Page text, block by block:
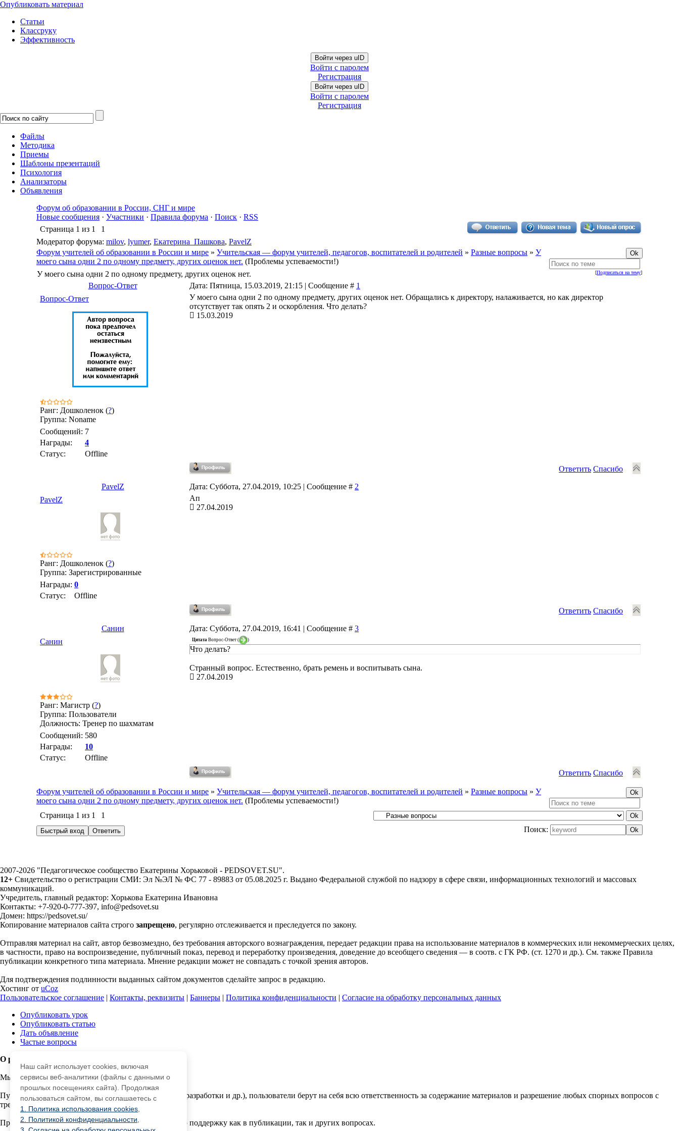
Опубликовать материал
Статьи
Классруку
Эффективность
Войти через uID
Войти с паролем
Регистрация
Войти через uID
Войти с паролем
Регистрация
Файлы
Методика
Приемы
Шаблоны презентаций
Психология
Анализаторы
Объявления
Форум об образовании в России, СНГ и мире
Новые сообщения · Участники · Правила форума · Поиск · RSS
Страница 1 из 1
1
Модератор форума: milov, lyumer, Екатерина_Пашкова, PavelZ
Форум учителей об образовании в России и мире » Учительская — форум учителей, педагогов, воспитателей и родителей » Разные вопросы » У
моего сына одни 2 по одному предмету, других оценок нет. (Проблемы успеваемости!)
[Подписаться на тему]
У моего сына одни 2 по одному предмету, других оценок нет.
Вопрос-Ответ
Дата: Пятница, 15.03.2019, 21:15 | Сообщение # 1
Вопрос-Ответ
Ранг: Дошколенок (?)
Группа: Noname
Сообщений: 7
Награды:
4
Статус:
Offline
У моего сына одни 2 по одному предмету, других оценок нет. Обращались к директору, налаживается, но как директор
отсутствует так опять 2 и оскорбления. Что делать?
15.03.2019
Ответить Спасибо
PavelZ Дата: Суббота, 27.04.2019, 10:25 | Сообщение # 2
PavelZ
Ранг: Дошколенок (?)
Группа: Зарегистрированные
Награды: 0
Статус:
Offline
Ап
27.04.2019
Ответить Спасибо
Санин Дата: Суббота, 27.04.2019, 16:41 | Сообщение # 3
Санин
Ранг: Магистр (?)
Группа: Пользователи
Должность: Тренер по шахматам
Сообщений: 580
Награды:
10
Статус:
Offline
Цитата Вопрос-Ответ ( )
Что делать?
Странный вопрос. Естественно, брать ремень и воспитывать сына.
27.04.2019
Ответить Спасибо
Форум учителей об образовании в России и мире » Учительская — форум учителей, педагогов, воспитателей и родителей » Разные вопросы » У
моего сына одни 2 по одному предмету, других оценок нет. (Проблемы успеваемости!)
Страница 1 из 1
1
Поиск:
2007-2026 "Педагогическое сообщество Екатерины Хорьковой - PEDSOVET.SU".
12+ Свидетельство о регистрации СМИ: Эл №ЭЛ № ФС 77 - 89883 от 05.08.2025 г. Выдано Федеральной службой по надзору в сфере связи, информационных технологий и массовых
коммуникаций.
Учредитель, главный редактор: Хорькова Екатерина Ивановна
Контакты: +7-920-0-777-397, info@pedsovet.su
Домен: https://pedsovet.su/
Копирование материалов сайта строго запрещено, регулярно отслеживается и преследуется по закону.
Отправляя материал на сайт, автор безвозмездно, без требования авторского вознаграждения, передает редакции права на использование материалов в коммерческих или некоммерческих целях,
в частности, право на воспроизведение, публичный показ, перевод и переработку произведения, доведение до всеобщего сведения — в соотв. с ГК РФ. (ст. 1270 и др.). См. также Правила
публикации конкретного типа материала. Мнение редакции может не совпадать с точкой зрения авторов.
Для подтверждения подлинности выданных сайтом документов сделайте запрос в редакцию.
Хостинг от uCoz
Пользовательское соглашение | Контакты, реквизиты | Баннеры | Политика конфиденциальности | Согласие на обработку персональных данных
Опубликовать урок
Опубликовать статью
Дать объявление
Частые вопросы
О работе с сайтом
Мы используем cookie.
Публикуя материалы на сайте (комментарии, статьи, разработки и др.), пользователи берут на себя всю ответственность за содержание материалов и разрешение любых спорных вопросов с
третьми лицами.
При этом редакция сайта готова оказывать всяческую поддержку как в публикации, так и других вопросах.
Наш сайт использует cookies, включая
сервисы веб-аналитики (файлы с данными о
прошлых посещениях сайта). Продолжая
пользоваться сайтом, вы соглашаетесь с
1. Политика использования cookies
2. Политикой конфиденциальности